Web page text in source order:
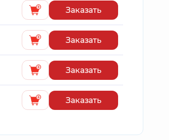
Заказать
Заказать
Заказать
Заказать